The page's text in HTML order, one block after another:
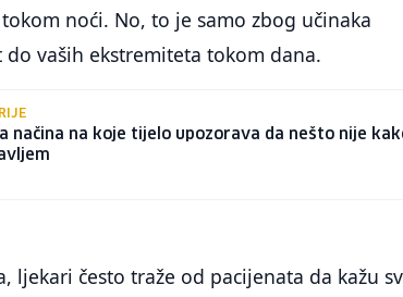
noći. No, to je samo zbog učinaka
vaših ekstremiteta tokom dana.
načina na koje tijelo upozorava da nešto nije
ljekari često traže od pacijenata da kažu